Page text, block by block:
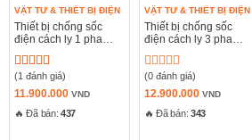
VẬT TƯ & THIẾT BỊ ĐIỆN
Thiết bị chống sốc
điện cách ly 1 pha
Được xếp
hạng5.005
(1 đánh giá)
11.900.000 VND
🔥 Đã bán: 437
VẬT TƯ & THIẾT BỊ ĐIỆN
Thiết bị chống sốc
điện cách ly 3 pha
Được
xếp
0
(0 đánh giá)
12.900.000 VND
🔥 Đã bán: 343